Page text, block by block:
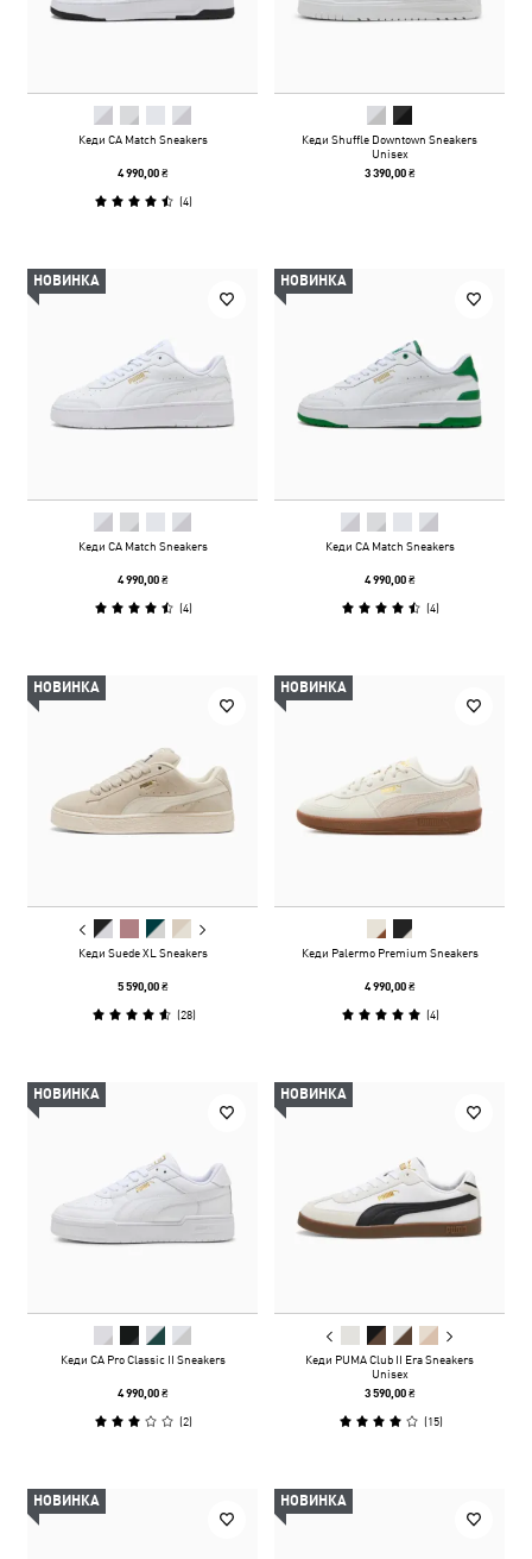
Кеди CA Match Sneakers
4 990,00 ₴
(4)
Кеди Shuffle Downtown Sneakers
Unisex
3 390,00 ₴
НОВИНКА
Кеди CA Match Sneakers
4 990,00 ₴
(4)
НОВИНКА
Кеди CA Match Sneakers
4 990,00 ₴
(4)
НОВИНКА
Кеди Suede XL Sneakers
5 590,00 ₴
(28)
НОВИНКА
Кеди Palermo Premium Sneakers
4 990,00 ₴
(4)
НОВИНКА
Кеди CA Pro Classic II Sneakers
4 990,00 ₴
(2)
НОВИНКА
Кеди PUMA Club II Era Sneakers
Unisex
3 590,00 ₴
(15)
НОВИНКА НОВИНКА